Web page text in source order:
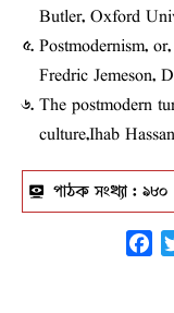
Butler, Oxford
Postmodernism,
Fredric Jemeson,
The postmodern
culture,Ihab
পাঠক সংখ্যা : ৯৮০